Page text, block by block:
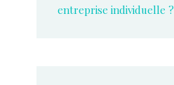
entreprise individuelle ?